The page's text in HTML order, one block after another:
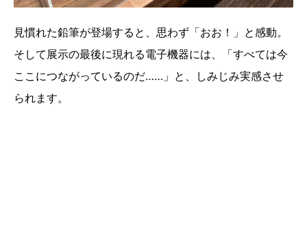
見慣れた鉛筆が登場すると、思わず「おお！」と感動。
そして展示の最後に現れる電子機器には、「すべては今
ここにつながっているのだ……」と、しみじみ実感させ
られます。